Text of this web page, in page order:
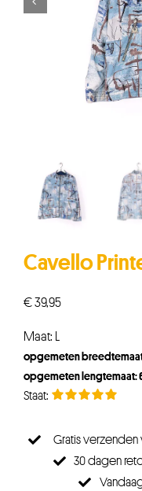
Cavello
€39,95
Maat: L
opgemeten
opgemeten lengtemaat:
Gratis verzenden
30 dagen